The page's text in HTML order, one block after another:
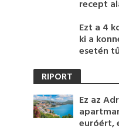
recept
Ezt a 4
ki a
esetén
RIPORT
Ez az
euróért,